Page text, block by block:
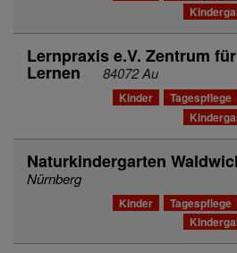
Lernpraxis e.V. Zentrum
Lernen 84072 Au
Kinder Tagespflege
Naturkindergarten
Nürnberg
Kinder Tagespflege